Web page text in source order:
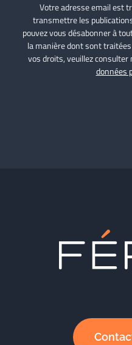
Votre adresse email est
transmettre les
pouvez vous désabonner à
la manière dont sont
vos droits, veuillez consulter
données